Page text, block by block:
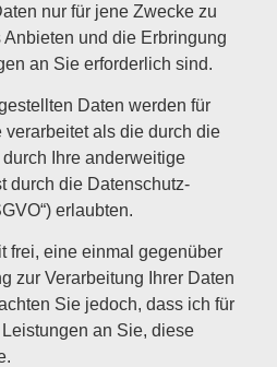
nur für jene Zwecke zu
und die Erbringung
an Sie erforderlich sind.
Daten werden für
verarbeitet als die durch die
Ihre anderweitige
durch die Datenschutz-
erlaubten.
frei, eine einmal gegenüber
zur Verarbeitung Ihrer Daten
Sie jedoch, dass ich für
an Sie, diese